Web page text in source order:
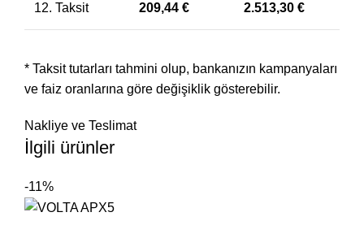
12. Taksit 209,44 € 2.513,30 €
* Taksit tutarları tahmini olup, bankanızın kampanyaları
ve faiz oranlarına göre değişiklik gösterebilir.
Nakliye ve Teslimat
İlgili ürünler
-11%